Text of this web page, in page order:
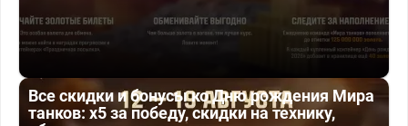
Все скидки и бонусы ко Дню рождения Мира
танков: x5 за победу, скидки на технику,